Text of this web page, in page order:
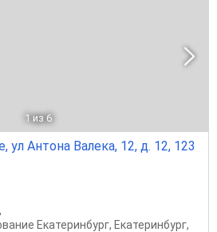
1 из 6
Антона Валека, 12, д. 12, 123
,
Екатеринбург, Екатеринбург,